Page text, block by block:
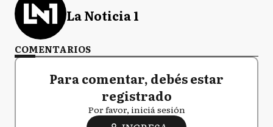
La Noticia 1
COMENTARIOS
Para comentar, debés estar
registrado
Por favor, iniciá sesión